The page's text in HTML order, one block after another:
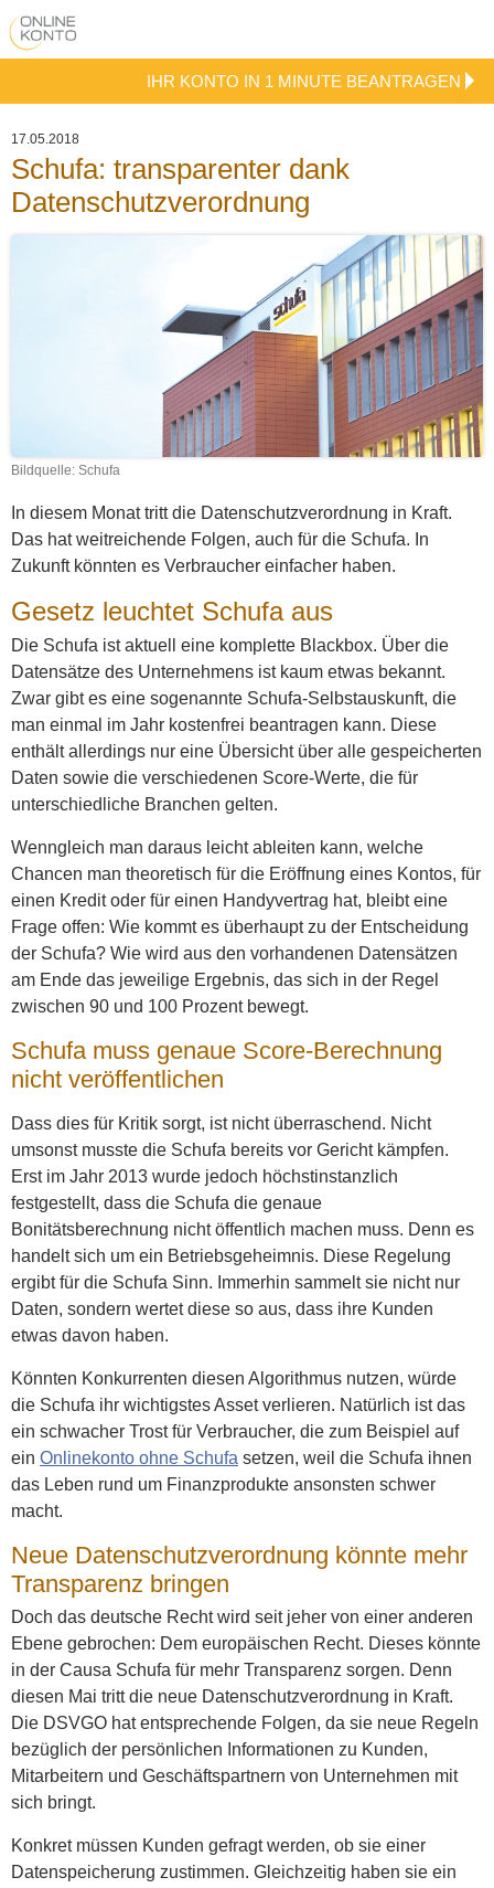
IHR KONTO IN 1 MINUTE BEANTRAGEN
17.05.2018
Schufa: transparenter dank
Datenschutzverordnung
Bildquelle: Schufa
In diesem Monat tritt die Datenschutzverordnung in Kraft.
Das hat weitreichende Folgen, auch für die Schufa. In
Zukunft könnten es Verbraucher einfacher haben.
Gesetz leuchtet Schufa aus
Die Schufa ist aktuell eine komplette Blackbox. Über die
Datensätze des Unternehmens ist kaum etwas bekannt.
Zwar gibt es eine sogenannte Schufa-Selbstauskunft, die
man einmal im Jahr kostenfrei beantragen kann. Diese
enthält allerdings nur eine Übersicht über alle gespeicherten
Daten sowie die verschiedenen Score-Werte, die für
unterschiedliche Branchen gelten.
Wenngleich man daraus leicht ableiten kann, welche
Chancen man theoretisch für die Eröffnung eines Kontos, für
einen Kredit oder für einen Handyvertrag hat, bleibt eine
Frage offen: Wie kommt es überhaupt zu der Entscheidung
der Schufa? Wie wird aus den vorhandenen Datensätzen
am Ende das jeweilige Ergebnis, das sich in der Regel
zwischen 90 und 100 Prozent bewegt.
Schufa muss genaue Score-Berechnung
nicht veröffentlichen
Dass dies für Kritik sorgt, ist nicht überraschend. Nicht
umsonst musste die Schufa bereits vor Gericht kämpfen.
Erst im Jahr 2013 wurde jedoch höchstinstanzlich
festgestellt, dass die Schufa die genaue
Bonitätsberechnung nicht öffentlich machen muss. Denn es
handelt sich um ein Betriebsgeheimnis. Diese Regelung
ergibt für die Schufa Sinn. Immerhin sammelt sie nicht nur
Daten, sondern wertet diese so aus, dass ihre Kunden
etwas davon haben.
Könnten Konkurrenten diesen Algorithmus nutzen, würde
die Schufa ihr wichtigstes Asset verlieren. Natürlich ist das
ein schwacher Trost für Verbraucher, die zum Beispiel auf
ein Onlinekonto ohne Schufa setzen, weil die Schufa ihnen
das Leben rund um Finanzprodukte ansonsten schwer
macht.
Neue Datenschutzverordnung könnte mehr
Transparenz bringen
Doch das deutsche Recht wird seit jeher von einer anderen
Ebene gebrochen: Dem europäischen Recht. Dieses könnte
in der Causa Schufa für mehr Transparenz sorgen. Denn
diesen Mai tritt die neue Datenschutzverordnung in Kraft.
Die DSVGO hat entsprechende Folgen, da sie neue Regeln
bezüglich der persönlichen Informationen zu Kunden,
Mitarbeitern und Geschäftspartnern von Unternehmen mit
sich bringt.
Konkret müssen Kunden gefragt werden, ob sie einer
Datenspeicherung zustimmen. Gleichzeitig haben sie ein